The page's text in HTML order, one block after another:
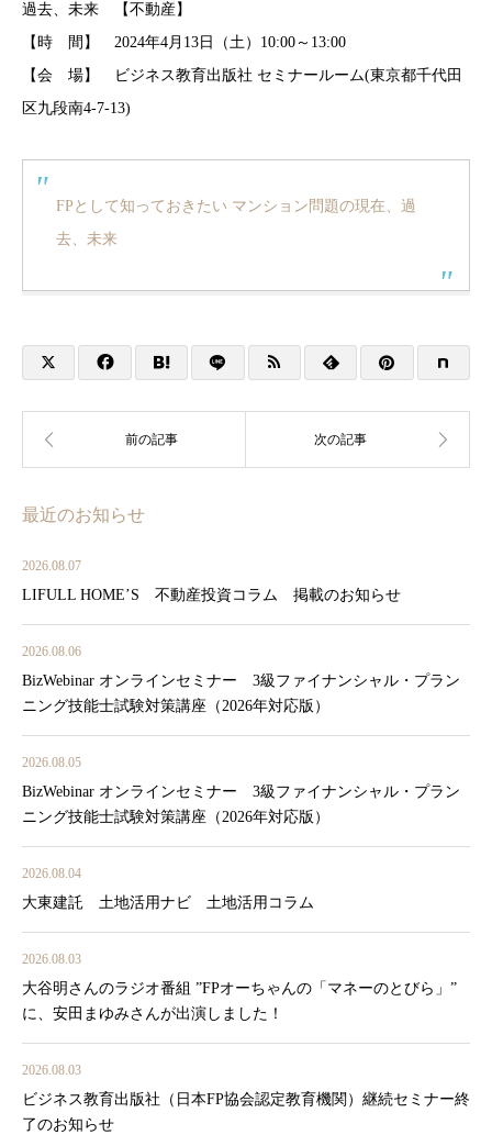
過去、未来 【不動産】
【時 間】 2024年4月13日（土）10:00～13:00
【会 場】 ビジネス教育出版社 セミナールーム(東京都千代田
区九段南4-7-13)
FPとして知っておきたい マンション問題の現在、過
去、未来
最近のお知らせ
2026.08.07
LIFULL HOME’S 不動産投資コラム 掲載のお知らせ
2026.08.06
BizWebinar オンラインセミナー 3級ファイナンシャル・プラン
ニング技能士試験対策講座（2026年対応版）
2026.08.05
BizWebinar オンラインセミナー 3級ファイナンシャル・プラン
ニング技能士試験対策講座（2026年対応版）
2026.08.04
大東建託 土地活用ナビ 土地活用コラム
2026.08.03
大谷明さんのラジオ番組 ”FPオーちゃんの「マネーのとびら」”
に、安田まゆみさんが出演しました！
2026.08.03
ビジネス教育出版社（日本FP協会認定教育機関）継続セミナー終
了のお知らせ